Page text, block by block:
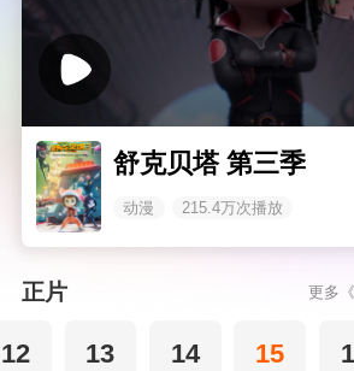
舒克贝塔 第三季
动漫 215.4万次播放
正片 更多
12 13 14 15